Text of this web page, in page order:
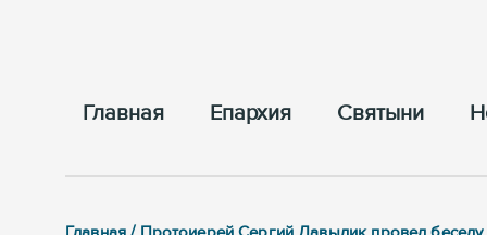
Главная Епархия Cвятыни